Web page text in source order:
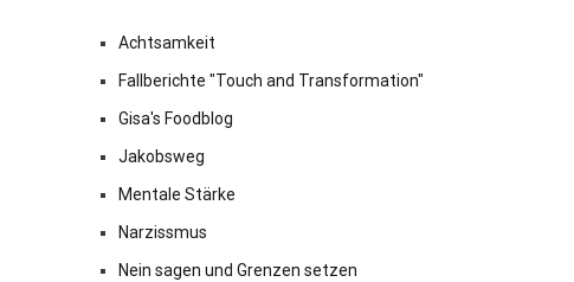
Achtsamkeit
Fallberichte "Touch and Transformation"
Gisa's Foodblog
Jakobsweg
Mentale Stärke
Narzissmus
Nein sagen und Grenzen setzen